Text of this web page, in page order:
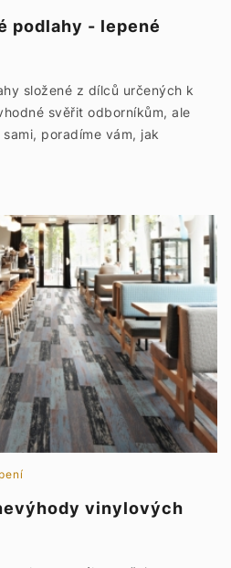
podlahy - lepené
složené z dílců určených k
svěřit odborníkům, ale
poradíme vám, jak
vinylových